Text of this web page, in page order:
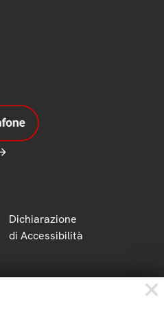
Dichiarazione
di Accessibilità